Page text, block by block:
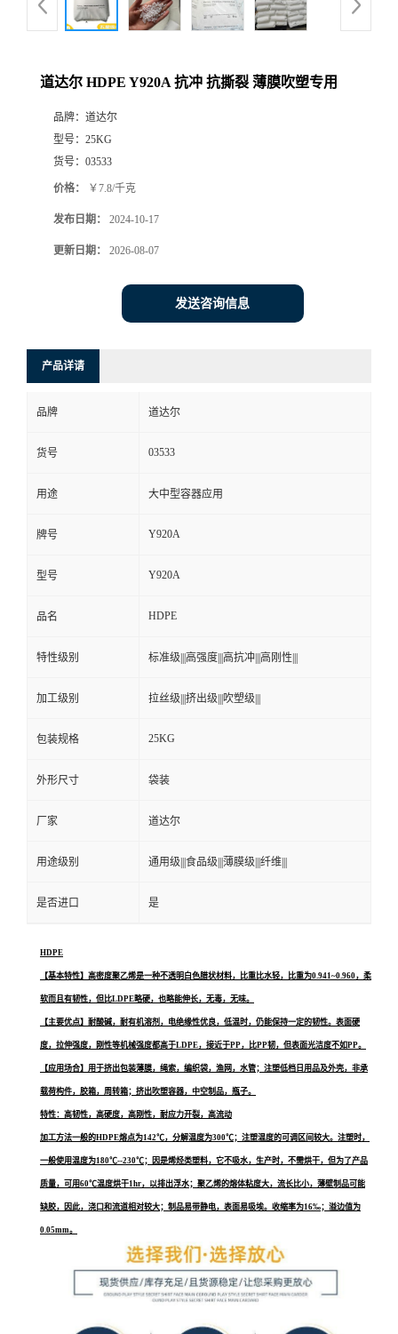
道达尔 HDPE Y920A 抗冲 抗撕裂 薄膜吹塑专用
品牌： 道达尔
型号： 25KG
货号： 03533
价格： ￥7.8/千克
发布日期： 2024-10-17
更新日期： 2026-08-07
发送咨询信息
产品详请
品牌 道达尔
货号 03533
用途 大中型容器应用
牌号 Y920A
型号 Y920A
品名 HDPE
特性级别 标准级|||高强度|||高抗冲|||高刚性|||
加工级别 拉丝级|||挤出级|||吹塑级|||
包装规格 25KG
外形尺寸 袋装
厂家 道达尔
用途级别 通用级|||食品级|||薄膜级|||纤维|||
是否进口 是
HDPE
【基本特性】高密度聚乙烯是一种不透明白色腊状材料，比重比水轻，比重为0.941~0.960，柔
软而且有韧性，但比LDPE略硬，也略能伸长，无毒，无味。
【主要优点】耐酸碱，耐有机溶剂，电绝缘性优良，低温时，仍能保持一定的韧性。表面硬
度，拉伸强度，刚性等机械强度都高于LDPE，接近于PP，比PP韧，但表面光洁度不如PP。
【应用场合】用于挤出包装薄膜，绳索，编织袋，渔网，水管；注塑低档日用品及外壳，非承
载荷构件，胶箱，周转箱；挤出吹塑容器，中空制品，瓶子。
特性：高韧性，高硬度，高刚性，耐应力开裂，高流动
加工方法一般的HDPE熔点为142℃，分解温度为300℃；注塑温度的可调区间较大。注塑时，
一般使用温度为180℃--230℃；因是烯烃类塑料，它不吸水，生产时，不需烘干，但为了产品
质量，可用60℃温度烘干1hr，以排出浮水；聚乙烯的熔体粘度大，流长比小，薄壁制品可能
缺胶，因此，浇口和流道相对较大；制品易带静电，表面易吸埃。收缩率为16‰；溢边值为
0.05mm。